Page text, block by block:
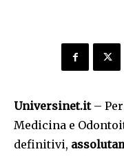
Universinet.it–
Medicina e
definitivi,